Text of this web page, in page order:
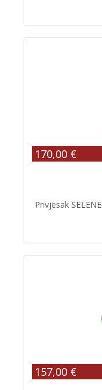
170,00 €
Privjesak SELENE
157,00 €